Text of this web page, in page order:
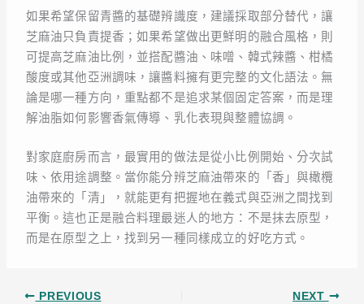
如果希望保留青醬的基礎辨識度，建議採取部分替代，讓
芝麻油只負責提香；如果希望做出更鮮明的融合風格，則
可提高芝麻油比例，並搭配醬油、味噌、韓式辣醬、柑橘
酸度或其他亞洲調味，讓醬料擁有更完整的文化語法。無
論是哪一種方向，重點都不是追求某個固定答案，而是理
解油脂如何影響香氣傳導、乳化表現與整體協調。
對家庭廚房而言，最實用的做法是從小比例開始、分次試
味、依用途調整。當你能分辨芝麻油帶來的「香」與橄欖
油帶來的「清」，就能更有把握地在義式與亞洲之間找到
平衡。這也正是融合料理最迷人的地方：不是抹去原型，
而是在原型之上，找到另一種同樣成立的好吃方式。
PREVIOUS NEXT